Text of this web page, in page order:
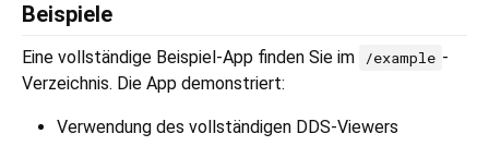
Beispiele
Eine vollständige Beispiel-App finden Sie im /example -
Verzeichnis. Die App demonstriert:
Verwendung des vollständigen DDS-Viewers